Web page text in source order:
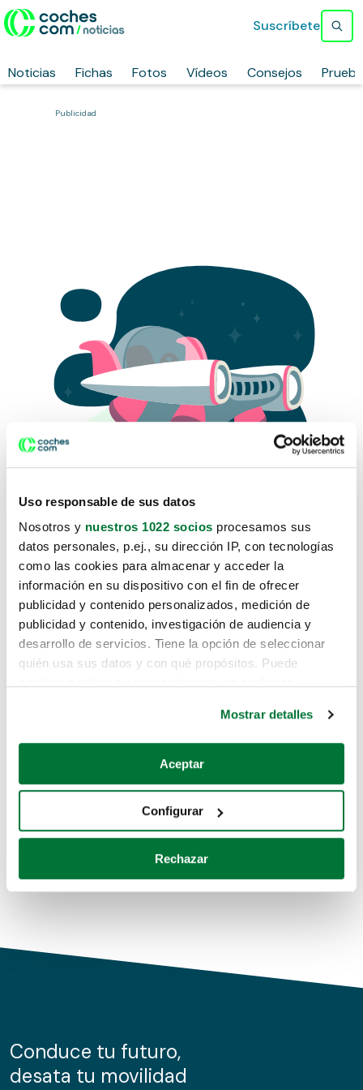
Uso responsable de sus datos
Nosotros y nuestros 1022 socios procesamos sus
datos personales, p.ej., su dirección IP, con tecnologías
como las cookies para almacenar y acceder la
información en su dispositivo con el fin de ofrecer
publicidad y contenido personalizados, medición de
publicidad y contenido, investigación de audiencia y
desarrollo de servicios. Tiene la opción de seleccionar
quién usa sus datos y con qué propósitos. Puede
Si lo permite, también quisiéramos:
Recopilar información sobre su ubicación geográfica
Identificar su dispositivo analizándolo activamente
para buscar características específicas (huellas
Obtenga más información sobre cómo se procesan sus
de cookies.
información sobre el uso que haga del sitio web con
nuestros partners de redes sociales, publicidad y análisis
Mostrar detalles
Aceptar
Configurar
Rechazar
Noticias Fichas Fotos Vídeos Consejos
Suscríbete
Publicidad
Lo sentimos, no sabemos como
te hemos traido hasta aquí.
Pero puedes encontrar el coche que estás
buscando en alguno de estos enlaces:
Coches de segunda mano
Coches de km0
Conduce tu futuro,
desata tu movilidad